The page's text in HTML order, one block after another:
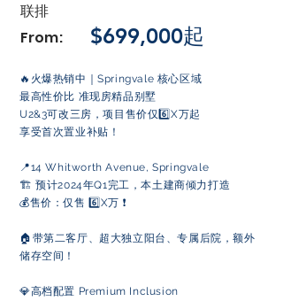
联排
$699,000起
From:
🔥火爆热销中｜Springvale 核心区域
最高性价比 准现房精品别墅
U2&3可改三房，项目售价仅6️⃣X万起
享受首次置业补贴！
📍14 Whitworth Avenue, Springvale
🏗️ 预计2024年Q1完工，本土建商倾力打造
💰售价：仅售 6️⃣X万 ❗️
🏠带第二客厅、超大独立阳台、专属后院，额外
储存空间！
💎高档配置 Premium Inclusion